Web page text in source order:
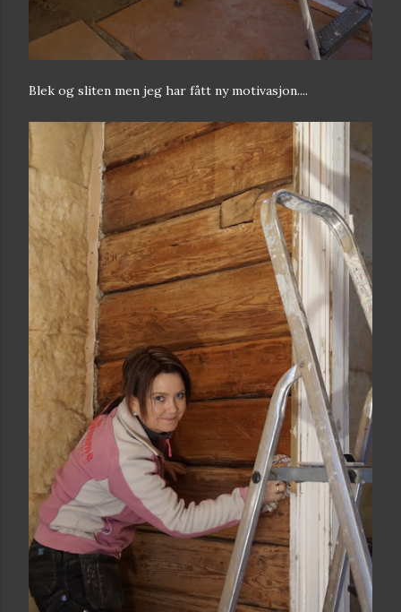
Blek og sliten men jeg har fått ny motivasjon....